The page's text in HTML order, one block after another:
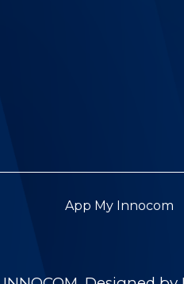
App My Innocom